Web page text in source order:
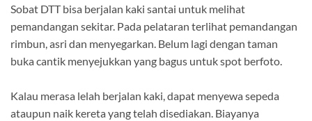
Sobat DTT bisa berjalan kaki santai untuk melihat
pemandangan sekitar. Pada pelataran terlihat pemandangan
rimbun, asri dan menyegarkan. Belum lagi dengan taman
buka cantik menyejukkan yang bagus untuk spot berfoto.
Kalau merasa lelah berjalan kaki, dapat menyewa sepeda
ataupun naik kereta yang telah disediakan. Biayanya